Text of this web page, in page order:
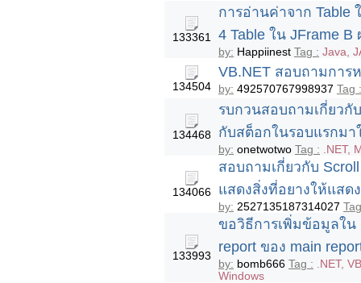
133361
การอ่านค่าจาก Table
4 Table ใน JFrame B
by: Happiinest Tag : Java,
134504
VB.NET สอบถามการ
by: 492570767998937 Tag :
134468
รบกวนสอบถามเกี่ยวกั
กับสต็อกในรอบแรกมา
by: onetwotwo Tag : .NET,
134066
สอบถามเกี่ยวกับ
แสดงสิ่งที่อยางให้แสดง
by: 2527135187314027
133993
ขอวิธีการเพิ่มข้อมูลใน
report ของ main
by: bomb666 Tag : .NET,
Windows